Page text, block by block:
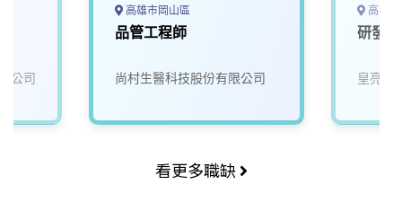
公司
高雄市岡山區
品管工程師
尚村生醫科技股份有限公司
高雄
研發
皇亮生
看更多職缺